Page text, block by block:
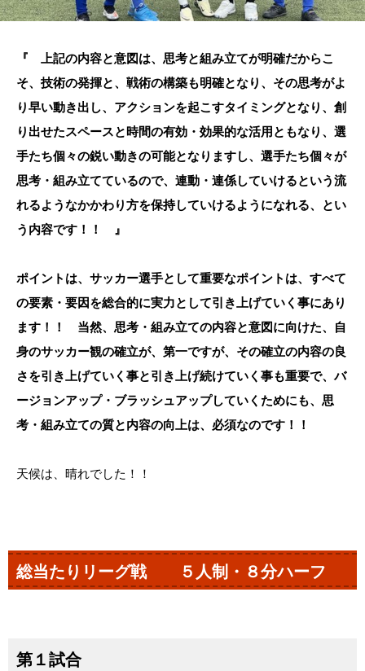
『 上記の内容と意図は、思考と組み立てが明確だからこ
そ、技術の発揮と、戦術の構築も明確となり、その思考がよ
り早い動き出し、アクションを起こすタイミングとなり、創
り出せたスペースと時間の有効・効果的な活用ともなり、選
手たち個々の鋭い動きの可能となりますし、選手たち個々が
思考・組み立てているので、連動・連係していけるという流
れるようなかかわり方を保持していけるようになれる、とい
う内容です！！ 』
ポイントは、サッカー選手として重要なポイントは、すべて
の要素・要因を総合的に実力として引き上げていく事にあり
ます！！ 当然、思考・組み立ての内容と意図に向けた、自
身のサッカー観の確立が、第一ですが、その確立の内容の良
さを引き上げていく事と引き上げ続けていく事も重要で、バ
ージョンアップ・ブラッシュアップしていくためにも、思
考・組み立ての質と内容の向上は、必須なのです！！
天候は、晴れでした！！
総当たりリーグ戦 ５人制・８分ハーフ
第１試合